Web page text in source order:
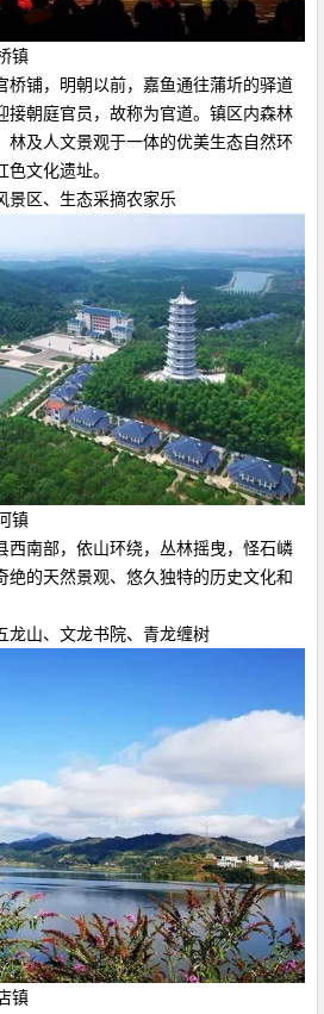
镇
桥铺，明朝以前，嘉鱼通往蒲圻的驿道
接朝庭官员，故称为官道。镇区内森林
林及人文景观于一体的优美生态自然环
文化遗址。
景区、生态采摘农家乐
镇
西南部，依山环绕，丛林摇曳，怪石嶙
绝的天然景观、悠久独特的历史文化和
龙山、文龙书院、青龙缠树
镇